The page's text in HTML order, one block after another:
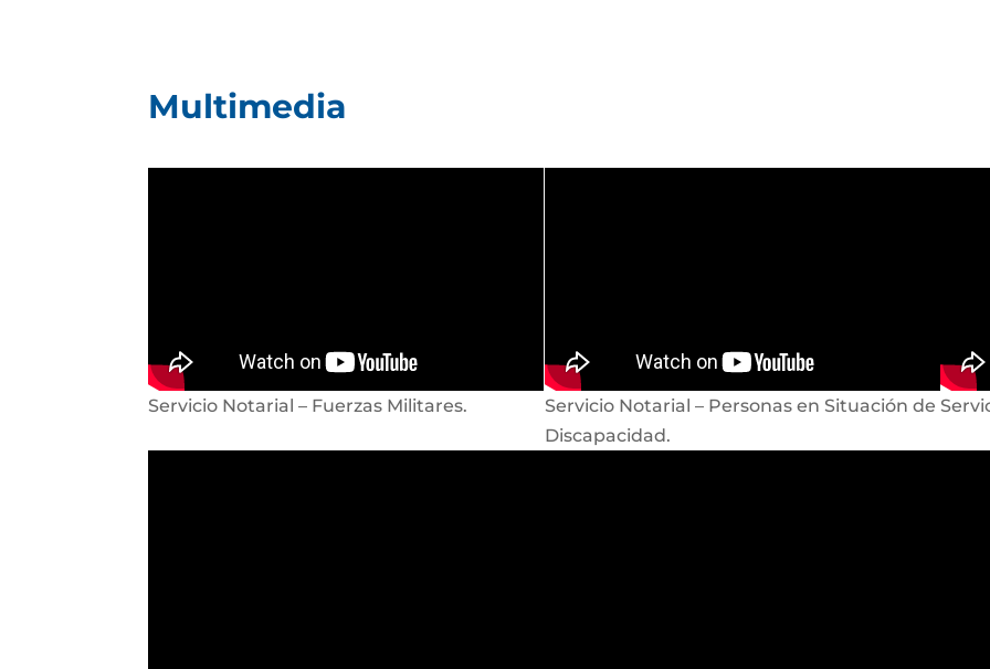
Multimedia
Servicio Notarial – Fuerzas Militares.
Servicio Notarial – Personas en Situación de
Discapacidad.